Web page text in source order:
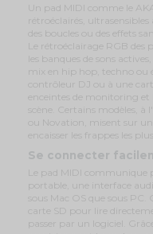
Un pad MIDI comme le
rétroéclairés, ultrasensibles
des boucles ou des effets
Le rétroéclairage RGB
les banques de sons
mix en hip hop, techno ou
contrôleur DJ ou à une
enceintes de monitoring et
scène. Certains modèles, à
ou Novation, misent sur
encaisser les frappes les
Se connecter
Le pad MIDI communique
portable, une interface
sous Mac OS que sous
carte SD pour lire
passer par un logiciel.